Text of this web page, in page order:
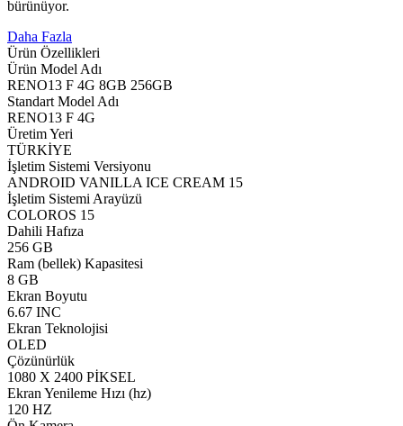
bürünüyor.
Daha Fazla
Ürün Özellikleri
Ürün Model Adı
RENO13 F 4G 8GB 256GB
Standart Model Adı
RENO13 F 4G
Üretim Yeri
TÜRKİYE
İşletim Sistemi Versiyonu
ANDROID VANILLA ICE CREAM 15
İşletim Sistemi Arayüzü
COLOROS 15
Dahili Hafıza
256 GB
Ram (bellek) Kapasitesi
8 GB
Ekran Boyutu
6.67 INC
Ekran Teknolojisi
OLED
Çözünürlük
1080 X 2400 PİKSEL
Ekran Yenileme Hızı (hz)
120 HZ